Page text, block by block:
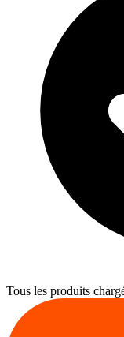
Tous les produits